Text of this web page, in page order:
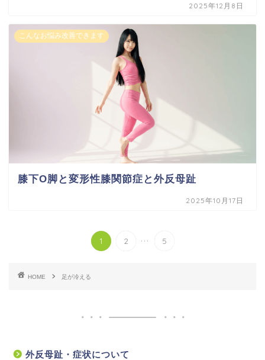
2025年12月8日
こんなお悩み改善できます
膝下O脚と変形性膝関節症と外反母趾
2025年10月17日
1 2 ... 5
HOME 足が冷える
外反母趾・症状について